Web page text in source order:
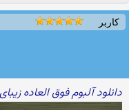
کاربر
دانلود آلبوم فوق العاده